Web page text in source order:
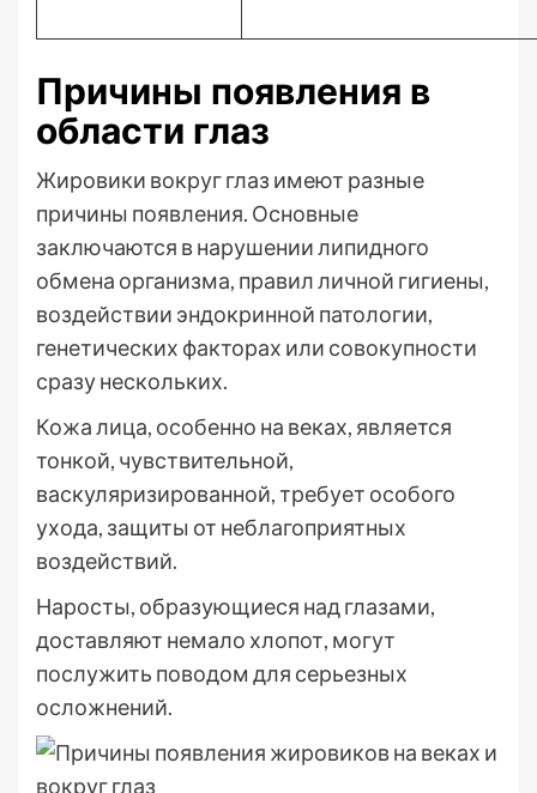
Причины появления в
области глаз
Жировики вокруг глаз имеют разные
причины появления. Основные
заключаются в нарушении липидного
обмена организма, правил личной гигиены,
воздействии эндокринной патологии,
генетических факторах или совокупности
сразу нескольких.
Кожа лица, особенно на веках, является
тонкой, чувствительной,
васкуляризированной, требует особого
ухода, защиты от неблагоприятных
воздействий.
Наросты, образующиеся над глазами,
доставляют немало хлопот, могут
послужить поводом для серьезных
осложнений.